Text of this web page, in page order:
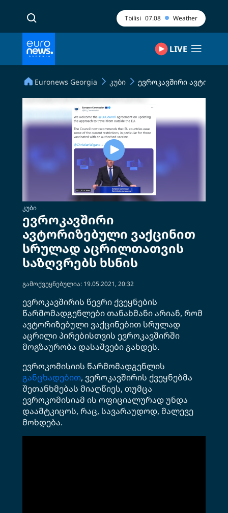
Tbilisi 07.08 Weather
LIVE
Euronews Georgia კუბი ევროკავშირი
ᲙᲣᲑᲘ
ევროკავშირი
ავტორიზებული ვაქცინით
სრულად აცრილთათვის
საზღვრებს ხსნის
გამოქვეყნებულია: 19.05.2021, 20:32
ევროკავშირის წევრი ქვეყნების
წარმომადგენლები თანახმანი არიან, რომ
ავტორიზებული ვაქცინებით სრულად
აცრილი პირებისთვის ევროკავშირში
მოგზაურობა დასაშვები გახდეს.
ევროკომისიის წარმომადგენლის
განცხადებით, ვეროკავშირის ქვეყნებმა
შეთანხმებას მიაღწიეს, თუმცა
ევროკომისიამ ის ოფიციალურად უნდა
დაამტკიცოს, რაც, სავარაუდოდ, მალევე
მოხდება.